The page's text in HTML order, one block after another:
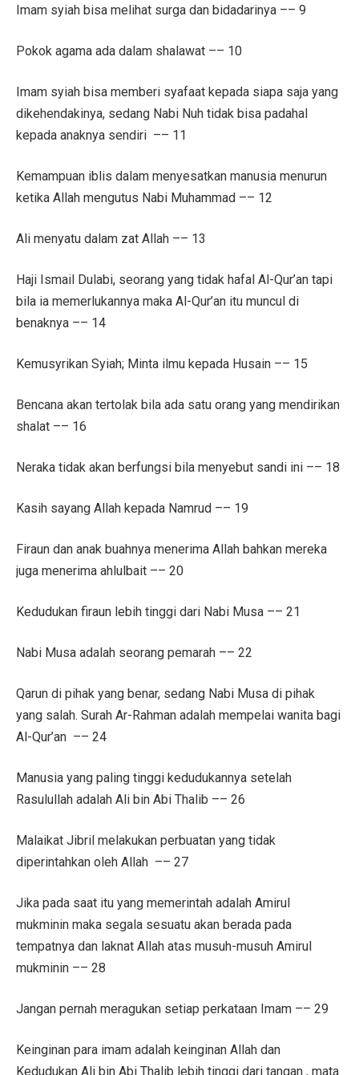
Imam syiah bisa melihat surga dan bidadarinya –– 9
Pokok agama ada dalam shalawat –– 10
Imam syiah bisa memberi syafaat kepada siapa saja yang
dikehendakinya, sedang Nabi Nuh tidak bisa padahal
kepada anaknya sendiri –– 11
Kemampuan iblis dalam menyesatkan manusia menurun
ketika Allah mengutus Nabi Muhammad –– 12
Ali menyatu dalam zat Allah –– 13
Haji Ismail Dulabi, seorang yang tidak hafal Al-Qur’an tapi
bila ia memerlukannya maka Al-Qur’an itu muncul di
benaknya –– 14
Kemusyrikan Syiah; Minta ilmu kepada Husain –– 15
Bencana akan tertolak bila ada satu orang yang mendirikan
shalat –– 16
Neraka tidak akan berfungsi bila menyebut sandi ini –– 18
Kasih sayang Allah kepada Namrud –– 19
Firaun dan anak buahnya menerima Allah bahkan mereka
juga menerima ahlulbait –– 20
Kedudukan firaun lebih tinggi dari Nabi Musa –– 21
Nabi Musa adalah seorang pemarah –– 22
Qarun di pihak yang benar, sedang Nabi Musa di pihak
yang salah. Surah Ar-Rahman adalah mempelai wanita bagi
Al-Qur’an –– 24
Manusia yang paling tinggi kedudukannya setelah
Rasulullah adalah Ali bin Abi Thalib –– 26
Malaikat Jibril melakukan perbuatan yang tidak
diperintahkan oleh Allah –– 27
Jika pada saat itu yang memerintah adalah Amirul
mukminin maka segala sesuatu akan berada pada
tempatnya dan laknat Allah atas musuh-musuh Amirul
mukminin –– 28
Jangan pernah meragukan setiap perkataan Imam –– 29
Keinginan para imam adalah keinginan Allah dan
Kedudukan Ali bin Abi Thalib lebih tinggi dari tangan , mata